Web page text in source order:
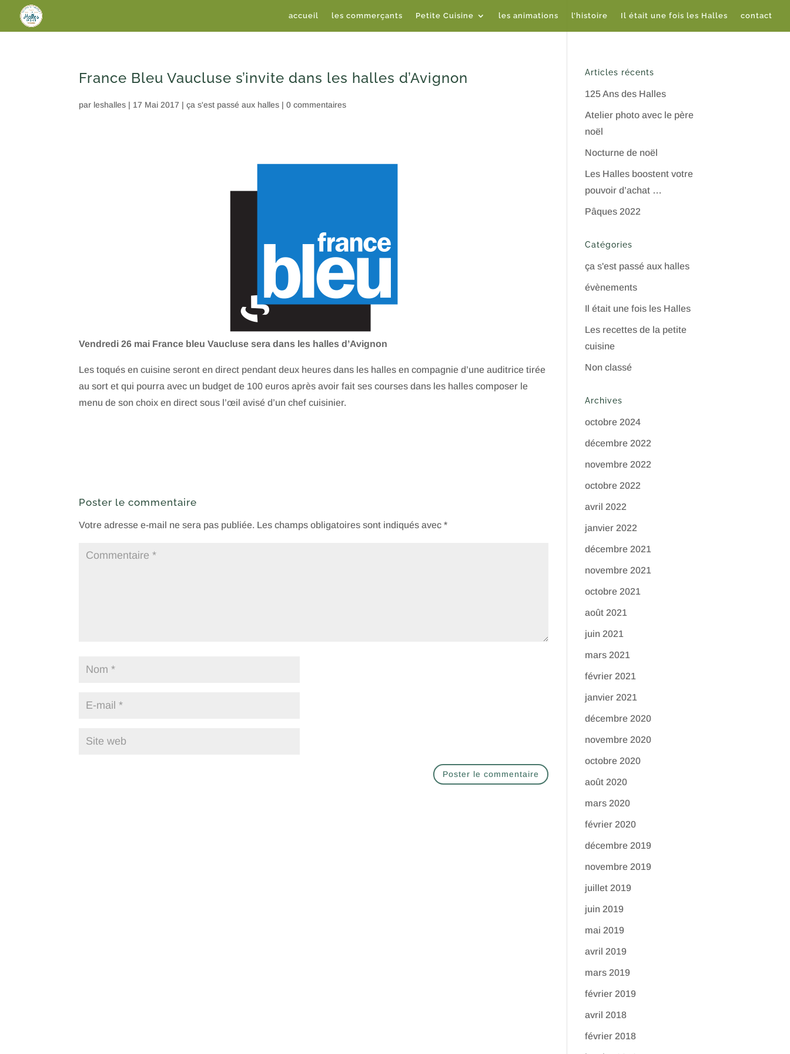
accueil les commerçants Petite Cuisine les animations l’histoire Il était une fois les Halles contact
France Bleu Vaucluse s’invite dans les halles d’Avignon
par leshalles | 17 Mai 2017 |ça s'est passé aux halles |0 commentaires
Vendredi 26 mai France bleu Vaucluse sera dans les halles d’Avignon
Les toqués en cuisine seront en direct pendant deux heures dans les halles en compagnie d’une auditrice tirée
au sort et qui pourra avec un budget de 100 euros après avoir fait ses courses dans les halles composer le
menu de son choix en direct sous l’œil avisé d’un chef cuisinier.
Poster le commentaire
Votre adresse e-mail ne sera pas publiée. Les champs obligatoires sont indiqués avec*
Articles récents
125 Ans des Halles
Atelier photo avec le père
noël
Nocturne de noël
Les Halles boostent votre
pouvoir d’achat …
Pâques 2022
Catégories
ça s'est passé aux halles
évènements
Il était une fois les Halles
Les recettes de la petite
cuisine
Non classé
Archives
octobre 2024
décembre 2022
novembre 2022
octobre 2022
avril 2022
janvier 2022
décembre 2021
novembre 2021
octobre 2021
août 2021
juin 2021
mars 2021
février 2021
janvier 2021
décembre 2020
novembre 2020
octobre 2020
août 2020
mars 2020
février 2020
décembre 2019
novembre 2019
juillet 2019
juin 2019
mai 2019
avril 2019
mars 2019
février 2019
avril 2018
février 2018